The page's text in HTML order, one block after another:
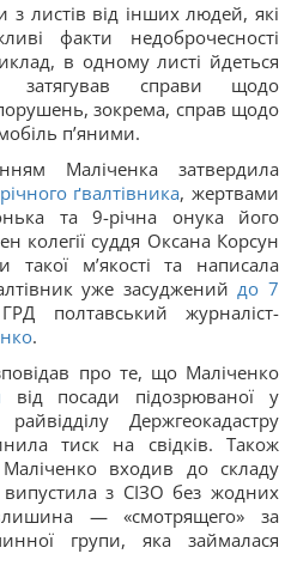
листів від інших людей, які
факти недоброчесності
в одному листі йдеться
справи щодо
зокрема, справ щодо
п’яними.
Маліченка затвердила
ґвалтівника, жертвами
та 9-річна онука його
колегії суддя Оксана Корсун
такої м’якості та написала
уже засудженийдо 7
полтавський журналіст-
.
про те, що Маліченко
від посади підозрюваної у
Держгеокадастру
тиск на свідків. Також
входив до складу
випустила з СІЗО без жодних
— «смотрящего» за
групи, яка займалася